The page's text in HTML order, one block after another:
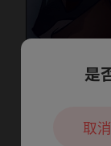
本章
是
取消